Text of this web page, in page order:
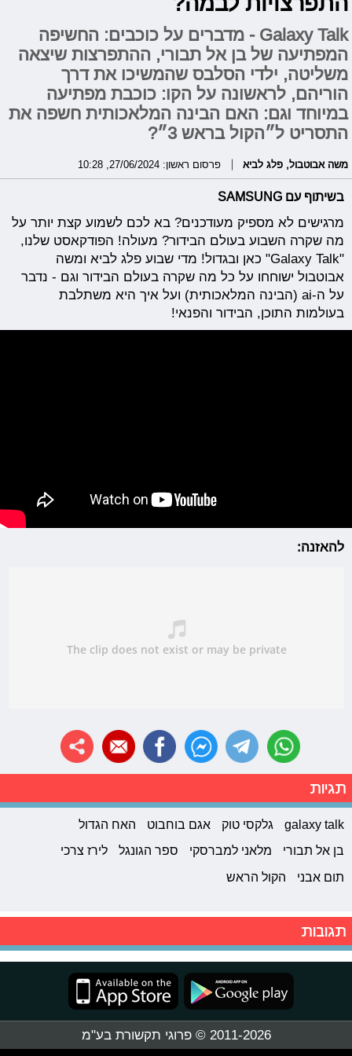
Galaxy Talk - מדברים על כוכבים: החשיפה
המפתיעה של בן אל תבורי, ההתפרצות שיצאה
משליטה, ילדי הסלבס שהמשיכו את דרך
הוריהם, לראשונה על הקו: כוכבת מפתיעה
במיוחד וגם: האם הבינה המלאכותית חשפה את
התסריט ל״הקול בראש 3״?
משה אבוטבול, פלג לביא פרסום ראשון: 27/06/2024, 10:28
בשיתוף עם SAMSUNG
מרגישים לא מספיק מעודכנים? בא לכם לשמוע קצת יותר על
מה שקרה השבוע בעולם הבידור? מעולה! הפודקאסט שלנו,
"Galaxy Talk" כאן ובגדול! מדי שבוע פלג לביא ומשה
אבוטבול ישוחחו על כל מה שקרה בעולם הבידור וגם - נדבר
על ה-ai (הבינה המלאכותית) ועל איך היא משתלבת
בעולמות התוכן, הבידור והפנאי!
להאזנה:
תגיות
galaxy talk גלקסי טוק אגם בוחבוט
האח הגדול
בן אל תבורי
מלאני למברסקי ספר הגונגל
לירז צרכי
תום אבני
הקול הראש
תגובות
2011-2026 © פרוגי תקשורת בע"מ